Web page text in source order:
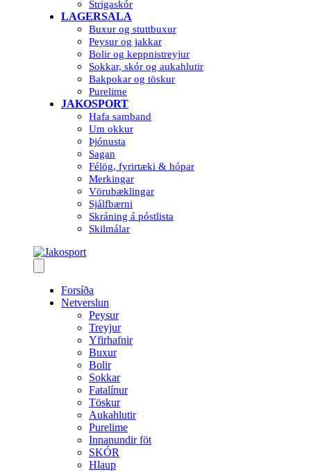
Strigaskór
LAGERSALA
Buxur og stuttbuxur
Peysur og jakkar
Bolir og keppnistreyjur
Sokkar, skór og aukahlutir
Bakpokar og töskur
Purelime
JAKOSPORT
Hafa samband
Um okkur
Þjónusta
Sagan
Félög, fyrirtæki & hópar
Merkingar
Vörubæklingar
Sjálfbærni
Skráning á póstlista
Skilmálar
Forsíða
Netverslun
Peysur
Treyjur
Yfirhafnir
Buxur
Bolir
Sokkar
Fatalínur
Töskur
Aukahlutir
Purelime
Innanundir föt
SKÓR
Hlaup